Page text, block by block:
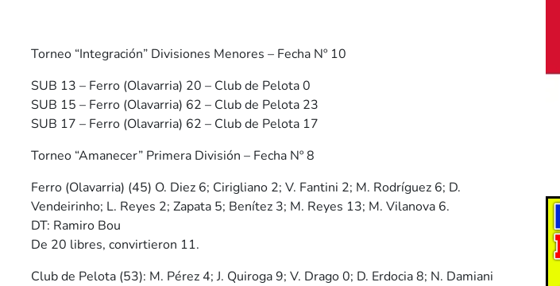
Torneo “Integración” Divisiones Menores – Fecha Nº 10
SUB 13 – Ferro (Olavarria) 20 – Club de Pelota 0
SUB 15 – Ferro (Olavarria) 62 – Club de Pelota 23
SUB 17 – Ferro (Olavarria) 62 – Club de Pelota 17
Torneo “Amanecer” Primera División – Fecha Nº 8
Ferro (Olavarria) (45) O. Diez 6; Cirigliano 2; V. Fantini 2; M. Rodríguez 6; D.
Vendeirinho; L. Reyes 2; Zapata 5; Benítez 3; M. Reyes 13; M. Vilanova 6.
DT: Ramiro Bou
De 20 libres, convirtieron 11.
Club de Pelota (53): M. Pérez 4; J. Quiroga 9; V. Drago 0; D. Erdocia 8; N. Damiani